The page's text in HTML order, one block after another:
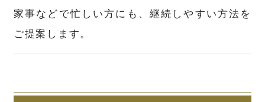
家事などで忙しい方にも、継続しやすい方法を
ご提案します。